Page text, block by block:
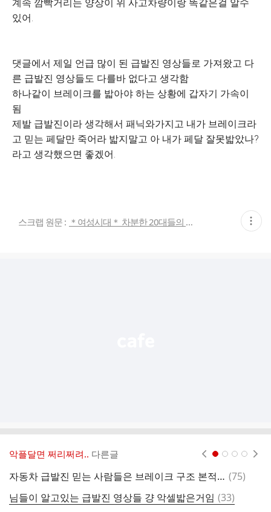
계속 깜빡거리는 양상이 위 사고차량이랑 똑같은걸 알수
있어.
댓글에서 제일 언급 많이 된 급발진 영상들로 가져왔고 다
른 급발진 영상들도 다를바 없다고 생각함
하나같이 브레이크를 밟아야 하는 상황에 갑자기 가속이
됨
제발 급발진이라 생각해서 패닉와가지고 내가 브레이크라
고 믿는 페달만 죽어라 밟지말고 아 내가 페달 잘못밟았나?
라고 생각했으면 좋겠어.
스크랩 원문 : ＊여성시대＊ 차분한 20대들의 알흠다운 공간 현
재
악플달면 쩌리쩌려.. 다른글
자동차 급발진 믿는 사람들은 브레이크 구조 본적은 있을까? 댓
(75)
님들이 알고있는 급발진 영상들 걍 악셀밟은거임 댓
글
(33)